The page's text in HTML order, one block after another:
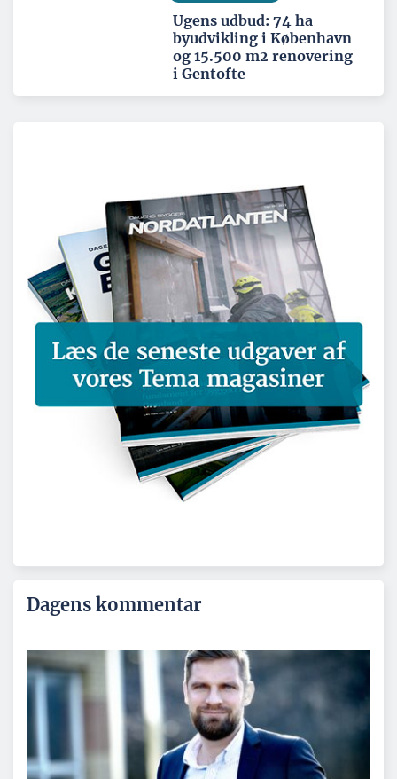
Ugens udbud: 74 ha
byudvikling i København
og 15.500 m2 renovering
i Gentofte
Dagens kommentar